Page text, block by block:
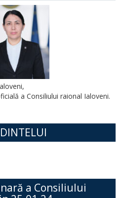
a Consiliului raional Ialoveni.
a Consiliului